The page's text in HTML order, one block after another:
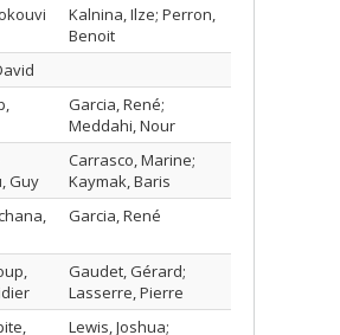
Kalnina, Ilze; Perron,
Benoit
Garcia, René;
Meddahi, Nour
Guy
Carrasco, Marine;
Kaymak, Baris
Garcia, René
Gaudet, Gérard;
Lasserre, Pierre
Lewis, Joshua;